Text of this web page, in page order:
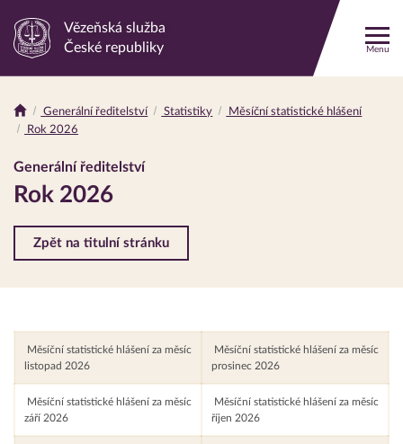
Odkaz
stránku
Vězeňská služba
České republiky
Menu
Drobečková
Generální ředitelství Statistiky
Měsíční statistické hlášení
Rok 2026
Generální ředitelství
Rok 2026
Zpět na titulní stránku
Měsíční statistické hlášení za měsíc
listopad 2026
Měsíční statistické hlášení za měsíc
prosinec 2026
Měsíční statistické hlášení za měsíc
září 2026
Měsíční statistické hlášení za měsíc
říjen 2026